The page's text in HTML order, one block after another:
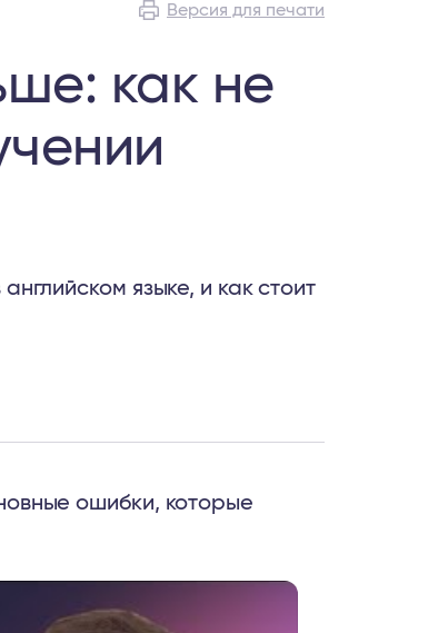
Версия для печати
как не
языке, и как стоит
ошибки, которые